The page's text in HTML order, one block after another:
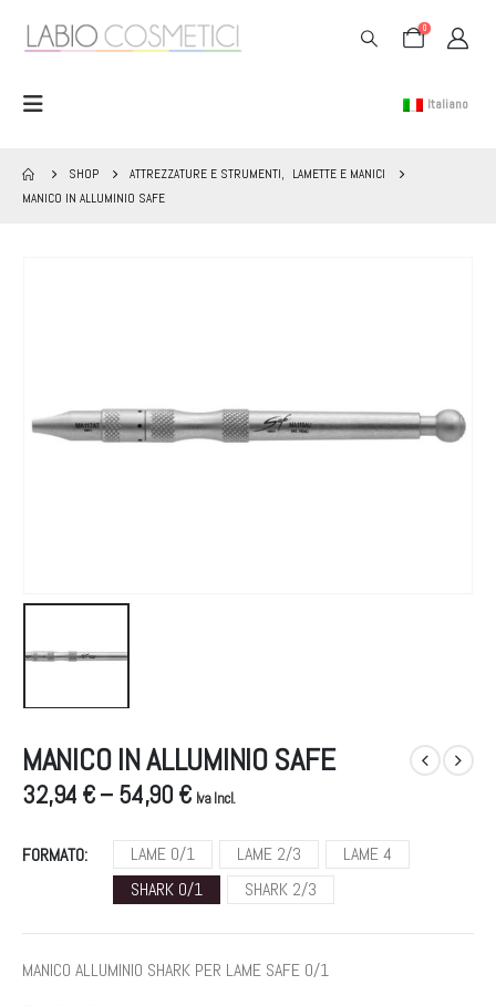
0
Italiano
SHOP ATTREZZATURE E STRUMENTI
LAMETTE E MANICI
MANICO IN ALLUMINIO SAFE
MANICO IN ALLUMINIO SAFE
32,94 € – 54,90 € Iva Incl.
FORMATO LAME 0/1 LAME 2/3
LAME 4
SHARK 0/1
SHARK 2/3
MANICO ALLUMINIO SHARK PER LAME SAFE 0/1